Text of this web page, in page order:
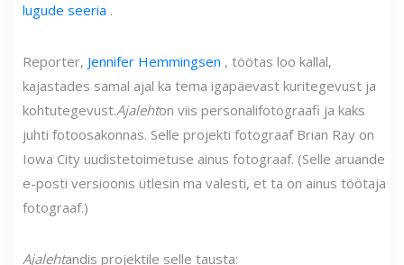
lugude seeria .
Reporter, Jennifer Hemmingsen , töötas loo kallal,
kajastades samal ajal ka tema igapäevast kuritegevust ja
kohtutegevust.Ajalehton viis personalifotograafi ja kaks
juhti fotoosakonnas. Selle projekti fotograaf Brian Ray on
Iowa City uudistetoimetuse ainus fotograaf. (Selle aruande
e-posti versioonis ütlesin ma valesti, et ta on ainus töötaja
fotograaf.)
Ajalehtandis projektile selle tausta: